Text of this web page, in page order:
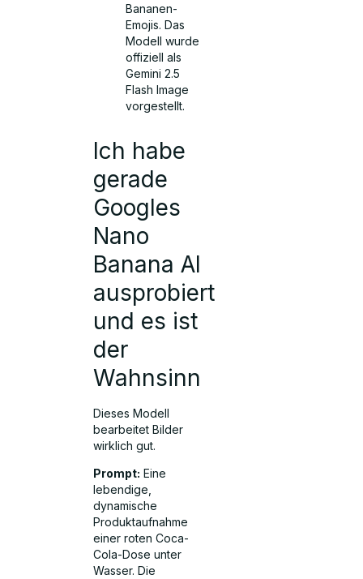
Bananen-
Emojis. Das
Modell wurde
offiziell als
Gemini 2.5
Flash Image
vorgestellt.
Ich habe
gerade
Googles
Nano
Banana AI
ausprobiert
und es ist
der
Wahnsinn
Dieses Modell
bearbeitet Bilder
wirklich gut.
Prompt: Eine
lebendige,
dynamische
Produktaufnahme
einer roten Coca-
Cola-Dose unter
Wasser. Die